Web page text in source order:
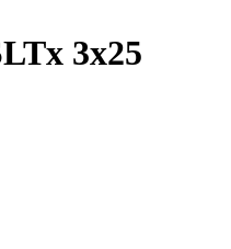
3х25